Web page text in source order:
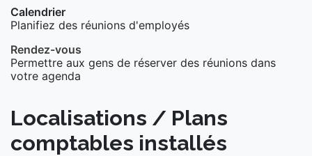
Calendrier
Planifiez des réunions d'employés
Rendez-vous
Permettre aux gens de réserver des réunions dans
votre agenda
Localisations / Plans
comptables installés